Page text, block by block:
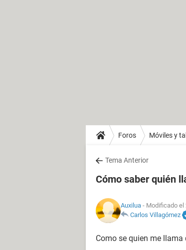
Foros Móviles y
Tema Anterior
Cómo saber quién
Auxilua - Modificado el
Carlos Villagómez
Como se quien me